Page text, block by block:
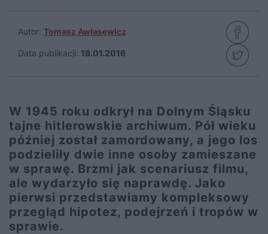
Autor: Tomasz Awłasewicz
Data publikacji: 18.01.2016
W 1945 roku odkrył na Dolnym Śląsku
tajne hitlerowskie archiwum. Pół wieku
później został zamordowany, a jego los
podzieliły dwie inne osoby zamieszane
w sprawę. Brzmi jak scenariusz filmu,
ale wydarzyło się naprawdę. Jako
pierwsi przedstawiamy kompleksowy
przegląd hipotez, podejrzeń i tropów w
sprawie.